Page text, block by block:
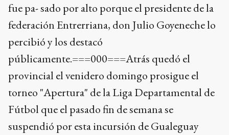
fue pa- sado por alto porque el presidente de la
federación Entrerriana, don Julio Goyeneche lo
percibió y los destacó
públicamente.===000===Atrás quedó el
provincial el venidero domingo prosigue el
torneo "Apertura" de la Liga Departamental de
Fútbol que el pasado fin de semana se
suspendió por esta incursión de Gualeguay